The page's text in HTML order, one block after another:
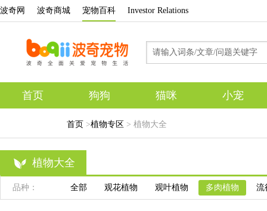
波奇网 波奇商城 宠物百科 Investor Relations
首页 狗狗 猫咪 小宠
首页 >植物专区 > 植物大全
植物大全
品种： 全部 观花植物 观叶植物 多肉植物 流